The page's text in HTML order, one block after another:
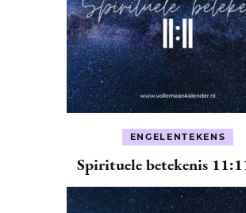
ENGELENTEKENS
Spirituele betekenis